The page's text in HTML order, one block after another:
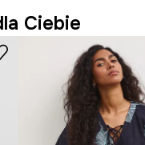
S.
Ciebie